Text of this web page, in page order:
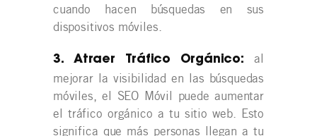
cuando hacen búsquedas en sus
dispositivos móviles.
3. Atraer Tráfico Orgánico:
al
mejorar la visibilidad en las búsquedas
móviles, el SEO Móvil puede aumentar
el tráfico orgánico a tu sitio web. Esto
significa que más personas llegan a tu